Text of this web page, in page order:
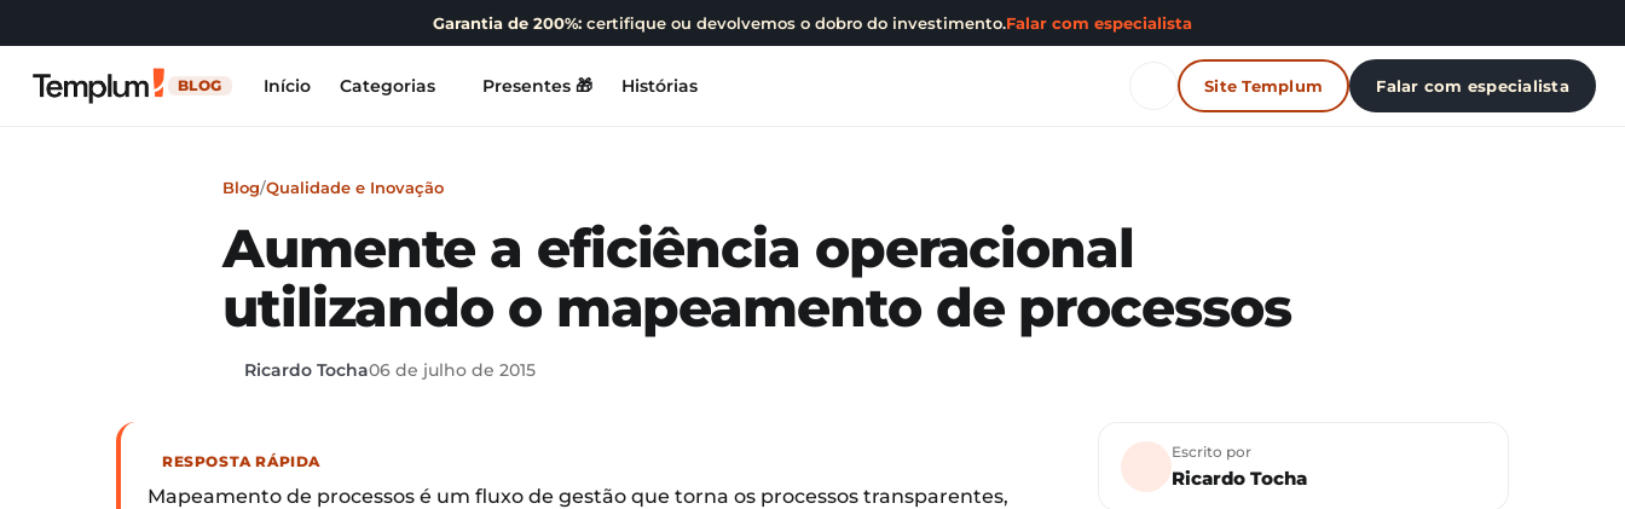
Garantia de 200%: certifique ou devolvemos o dobro do investimento.Falar com especialista
BLOG Início Categorias Presentes 🎁 Histórias Site Templum Falar com especialista
Blog/Qualidade e Inovação
Aumente a eficiência operacional
utilizando o mapeamento de processos
Ricardo Tocha06 de julho de 2015
RESPOSTA RÁPIDA
Mapeamento de processos é um fluxo de gestão que torna os processos transparentes,
Escrito por
Ricardo Tocha